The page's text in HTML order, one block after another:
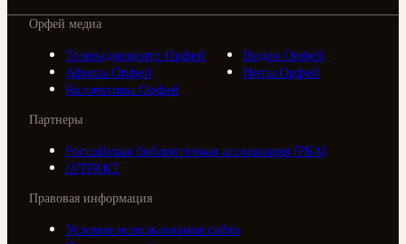
Орфей медиа
Телерадиоцентр Орфей
Видео Орфей
Афиша Орфей
Ноты Орфей
Коллективы Орфей
Партнеры
Российская библиотечная ассоциация (РБА)
///ТРАКТ
Правовая информация
Условия использования сайта